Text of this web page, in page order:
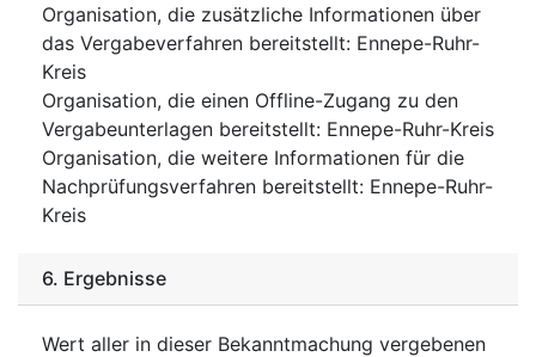
Organisation, die zusätzliche Informationen über
das Vergabeverfahren bereitstellt: Ennepe-Ruhr-
Kreis
Organisation, die einen Offline-Zugang zu den
Vergabeunterlagen bereitstellt: Ennepe-Ruhr-Kreis
Organisation, die weitere Informationen für die
Nachprüfungsverfahren bereitstellt: Ennepe-Ruhr-
Kreis
6. Ergebnisse
Wert aller in dieser Bekanntmachung vergebenen